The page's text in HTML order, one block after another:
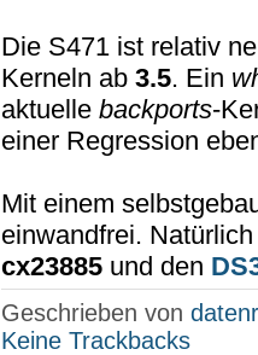
Die S471 ist relativ
Kerneln ab 3.5. Ein
aktuelle backports-
einer Regression
Mit einem
einwandfrei.
cx23885und den
Geschrieben von
Keine Trackbacks